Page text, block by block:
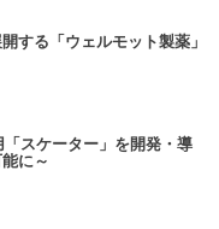
する「ウェルモット製薬」
スケーター」を開発・導
に～